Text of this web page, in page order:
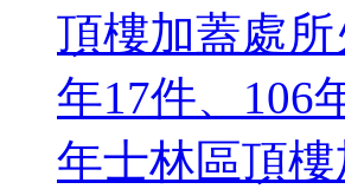
頂樓加蓋處所
年17件、106
年士林區頂